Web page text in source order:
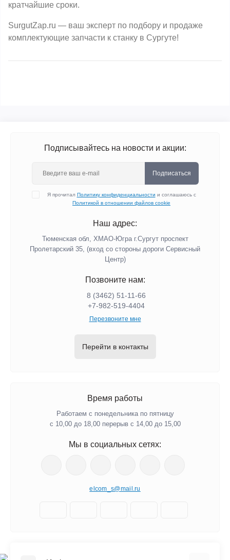
кратчайшие сроки.
SurgutZap.ru — ваш эксперт по подбору и продаже
комплектующие запчасти к станку в Сургуте!
Подписывайтесь на новости и акции:
Подписаться
Я прочитал Политику конфиденциальности и соглашаюсь с
Политикой в отношении файлов cookie
Наш адрес:
Тюменская обл, ХМАО-Югра г.Сургут проспект
Пролетарский 35, (вход со стороны дороги Сервисный
Центр)
Позвоните нам:
8 (3462) 51-11-66
+7-982-519-4404
Перезвоните мне
Перейти в контакты
Время работы
Работаем с понедельника по пятницу
с 10,00 до 18,00 перерыв с 14,00 до 15,00
Мы в социальных сетях:
elcom_s@mail.ru